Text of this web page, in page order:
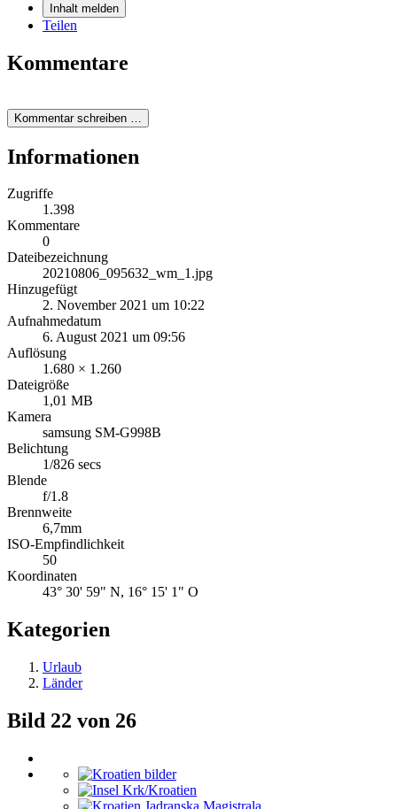
Inhalt melden
Teilen
Kommentare
Kommentar schreiben …
Informationen
Zugriffe
1.398
Kommentare
0
Dateibezeichnung
20210806_095632_wm_1.jpg
Hinzugefügt
2. November 2021 um 10:22
Aufnahmedatum
6. August 2021 um 09:56
Auflösung
1.680 × 1.260
Dateigröße
1,01 MB
Kamera
samsung SM-G998B
Belichtung
1/826 secs
Blende
f/1.8
Brennweite
6,7mm
ISO-Empfindlichkeit
50
Koordinaten
43° 30' 59" N, 16° 15' 1" O
Kategorien
Urlaub
Länder
Bild 22 von 26